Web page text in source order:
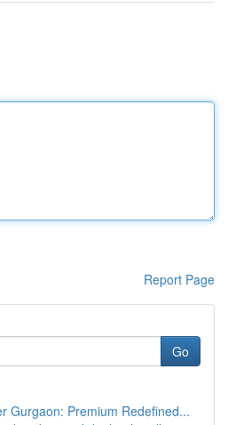
Report Page
Go
Gurgaon: Premium Redefined...